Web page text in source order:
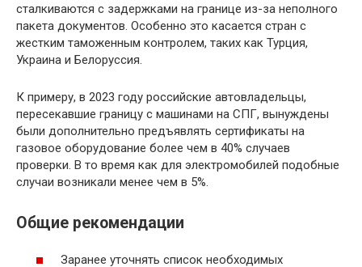
сталкиваются с задержками на границе из-за неполного
пакета документов. Особенно это касается стран с
жестким таможенным контролем, таких как Турция,
Украина и Белоруссия.
К примеру, в 2023 году российские автовладельцы,
пересекавшие границу с машинами на СПГ, вынуждены
были дополнительно предъявлять сертификаты на
газовое оборудование более чем в 40% случаев
проверки. В то время как для электромобилей подобные
случаи возникали менее чем в 5%.
Общие рекомендации
Заранее уточнять список необходимых